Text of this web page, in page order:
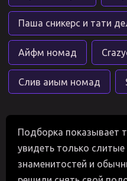
Паша сникерс и тати
Айфм номад
Слив аиым номад
Подборка показывает
увидеть только слитые
знаменитостей и